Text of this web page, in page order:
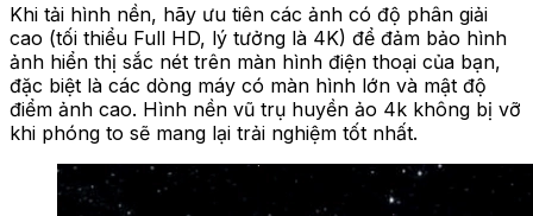
Khi tải hình nền, hãy ưu tiên các ảnh có độ phân giải
cao (tối thiểu Full HD, lý tưởng là 4K) để đảm bảo hình
ảnh hiển thị sắc nét trên màn hình điện thoại của bạn,
đặc biệt là các dòng máy có màn hình lớn và mật độ
điểm ảnh cao. Hình nền vũ trụ huyền ảo 4k không bị vỡ
khi phóng to sẽ mang lại trải nghiệm tốt nhất.